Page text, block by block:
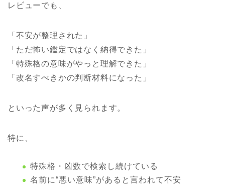
レビューでも、
「不安が整理された」
「ただ怖い鑑定ではなく納得できた」
「特殊格の意味がやっと理解できた」
「改名すべきかの判断材料になった」
といった声が多く見られます。
特に、
特殊格・凶数で検索し続けている
名前に“悪い意味”があると言われて不安